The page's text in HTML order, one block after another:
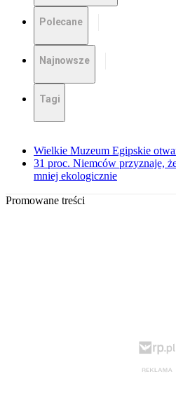
Polecane
Najnowsze
Tagi
Wielkie Muzeum Egipskie
31 proc. Niemców przyznaje,
mniej ekologicznie
Promowane treści